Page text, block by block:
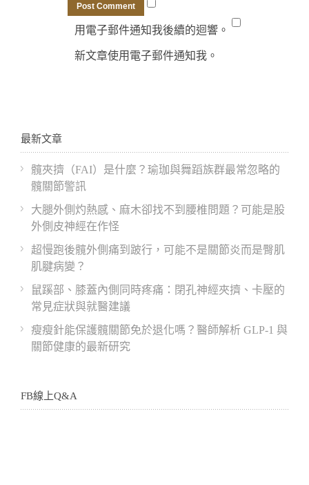
用電子郵件通知我後續的迴響。
新文章使用電子郵件通知我。
最新文章
髖夾擠（FAI）是什麼？瑜珈與舞蹈族群最常忽略的
髖關節警訊
大腿外側灼熱感、麻木卻找不到腰椎問題？可能是股
外側皮神經在作怪
超慢跑後髖外側痛到跛行，可能不是關節炎而是臀肌
肌腱病變？
鼠蹊部、膝蓋內側同時疼痛：閉孔神經夾擠、卡壓的
常見症狀與就醫建議
瘦瘦針能保護髖關節免於退化嗎？醫師解析 GLP-1 與
關節健康的最新研究
FB線上Q&A